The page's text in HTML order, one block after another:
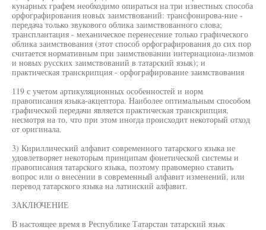
кунарных графем необходимо опираться на три известных способа
орфографирования новых заимствований: трансфонирова-ние -
передача только звукового облика заимствованного слова;
трансплантация - механическое перенесение только графического
облика заимствования (этот способ орфографирования до сих пор
считается нормативным при заимствовании интернациона-лизмов
и новых русских заимствований в татарский язык); и
практическая транскрипция - орфографирование заимствования
119 с учетом артикуляционных особенностей и норм
правописания языка-акцептора. Наиболее оптимальным способом
графической передачи является практическая транскрипция,
несмотря на то, что при этом иногда происходит некоторый отход
от оригинала.
3) Кириллический алфавит современного татарского языка не
удовлетворяет некоторым принципам фонетической системы и
правописания татарского языка, поэтому правомерно ставить
вопрос или о внесении в современный алфавит изменений, или
перевод татарского языка на латинский алфавит.
ЗАКЛЮЧЕНИЕ
В настоящее время в Республике Татарстан татарский язык